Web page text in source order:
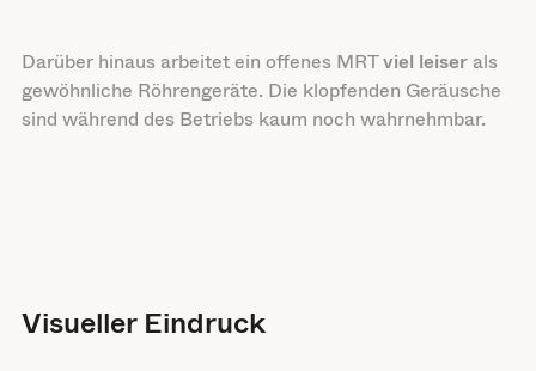
Darüber hinaus arbeitet ein offenes MRTviel leiserals
gewöhnliche Röhrengeräte. Die klopfenden Geräusche
sind während des Betriebs kaum noch wahrnehmbar.
Visueller Eindruck